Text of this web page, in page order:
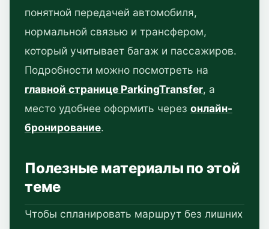
понятной передачей автомобиля,
нормальной связью и трансфером,
который учитывает багаж и пассажиров.
Подробности можно посмотреть на
главной странице ParkingTransfer, а
место удобнее оформить через онлайн-
бронирование.
Полезные материалы по этой
теме
Чтобы спланировать маршрут без лишних